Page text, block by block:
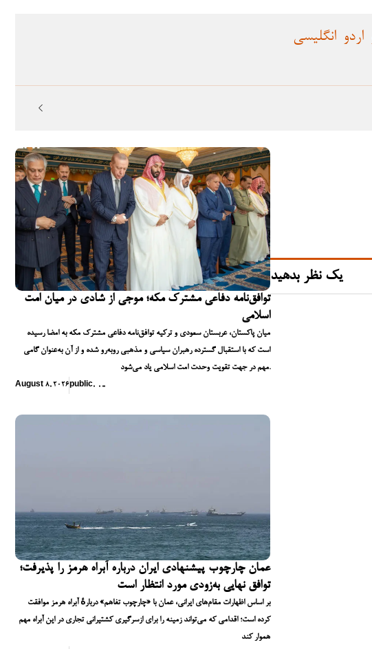
انگلیسی اردو
توافق‌نامه دفاعی مشترک مکه؛ موجی از شادی در میان امت
اسلامی
میان پاکستان، عربستان سعودی و ترکیه توافق‌نامه دفاعی مشترک مکه به امضا رسیده
است که با استقبال گسترده رهبران سیاسی و مذهبی روبه‌رو شده و از آن به‌عنوان گامی
مهم در جهت تقویت وحدت امت اسلامی یاد می‌شود.
August 8, 2026 public, ,,,
عمان چارچوب پیشنهادی ایران درباره آبراه هرمز را پذیرفت؛
توافق نهایی به‌زودی مورد انتظار است
بر اساس اظهارات مقام‌های ایرانی، عمان با «چارچوب تفاهم» دربارهٔ آبراه هرمز موافقت
کرده است؛ اقدامی که می‌تواند زمینه را برای ازسرگیری کشتیرانی تجاری در این آبراه مهم
هموار کند
یک نظر بدهید